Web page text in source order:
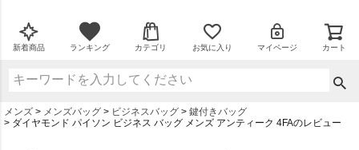
新着商品 ランキング カテゴリ お気に入り マイページ カート
メンズ メンズバッグ ビジネスバッグ
鍵付きバッグ
ダイヤモンド パイソン ビジネス バッグ メンズ アンティーク 4FAのレビュー